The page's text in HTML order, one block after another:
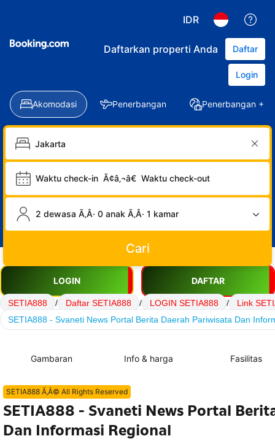
IDR
Daftarkan properti Anda Daftar
Login
Akomodasi Penerbangan Penerbangan +
Waktu check-in Ã¢â‚¬â€ Waktu check-out
2 dewasa Ã‚Â· 0 anak Ã‚Â· 1 kamar
Cari
LOGIN DAFTAR
SETIA888 / Daftar SETIA888 / LOGIN SETIA888 /
Link
SETIA888 - Svaneti News Portal Berita Daerah Pariwisata Dan
Gambaran Info & harga Fasilitas
SETIA888 Ã‚Â© All Rights Reserved
SETIA888 - Svaneti News Portal
Dan Informasi Regional